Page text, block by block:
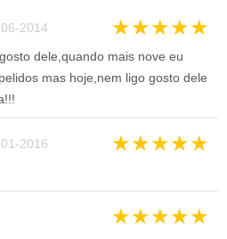
2014 ★★★★★
dele,quando mais nove eu
mas hoje,nem ligo gosto dele
2016 ★★★★★
★★★★★